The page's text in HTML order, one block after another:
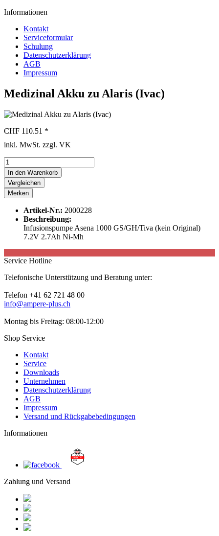
Informationen
Kontakt
Serviceformular
Schulung
Datenschutzerklärung
AGB
Impressum
Medizinal Akku zu Alaris (Ivac)
CHF 110.51 *
inkl. MwSt. zzgl. VK
In den Warenkorb
Vergleichen
Merken
Artikel-Nr.: 2000228
Beschreibung:
Infusionspumpe Asena 1000 GS/GH/Tiva (kein Original)
7.2V 2.7Ah Ni-Mh
Service Hotline
Telefonische Unterstützung und Beratung unter:
Telefon +41 62 721 48 00
info@ampere-plus.ch
Montag bis Freitag: 08:00-12:00
Shop Service
Kontakt
Service
Downloads
Unternehmen
Datenschutzerklärung
AGB
Impressum
Versand und Rückgabebedingungen
Informationen
Zahlung und Versand